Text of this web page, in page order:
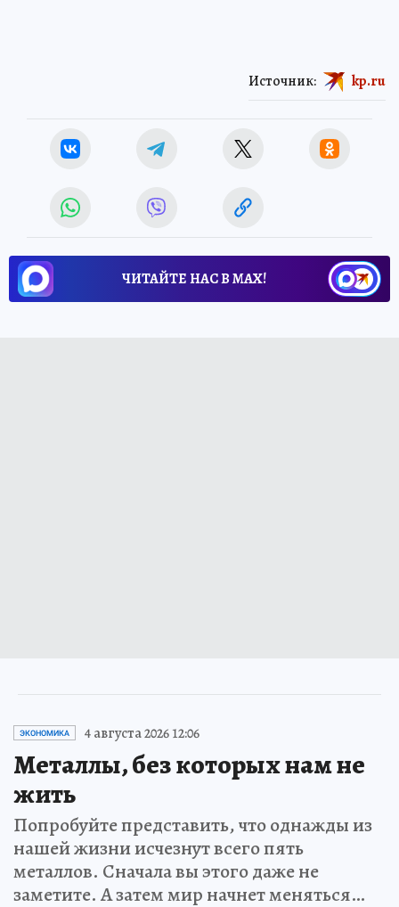
Источник: kp.ru
ЧИТАЙТЕ НАС В МАХ!
ЭКОНОМИКА 4 августа 2026 12:06
Металлы, без которых нам не
жить
Попробуйте представить, что однажды из
нашей жизни исчезнут всего пять
металлов. Сначала вы этого даже не
заметите. А затем мир начнет меняться…